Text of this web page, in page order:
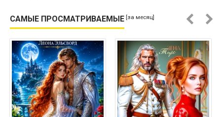
САМЫЕ ПРОСМАТРИВАЕМЫЕ [за месяц]